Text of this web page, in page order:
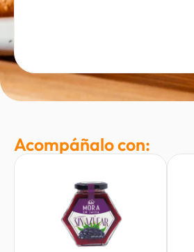
Acompáñalo con: